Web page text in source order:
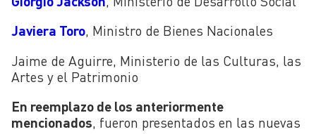
Javiera Toro, Ministro de Bienes Nacionales
Jaime de Aguirre, Ministerio de las Culturas, las
Artes y el Patrimonio
En reemplazo de los anteriormente
mencionados, fueron presentados en las nuevas